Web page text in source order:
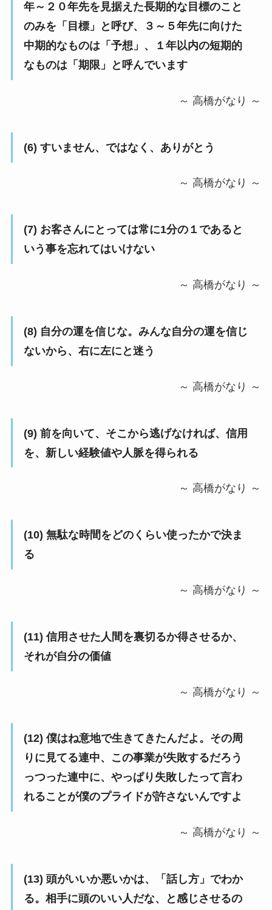
年～２０年先を見据えた長期的な目標のこと
のみを「目標」と呼び、３～５年先に向けた
中期的なものは「予想」、１年以内の短期的
なものは「期限」と呼んでいます
～ 高橋がなり ～
(6) すいません、ではなく、ありがとう
～ 高橋がなり ～
(7) お客さんにとっては常に1分の１であると
いう事を忘れてはいけない
～ 高橋がなり ～
(8) 自分の運を信じな。みんな自分の運を信じ
ないから、右に左にと迷う
～ 高橋がなり ～
(9) 前を向いて、そこから逃げなければ、信用
を、新しい経験値や人脈を得られる
～ 高橋がなり ～
(10) 無駄な時間をどのくらい使ったかで決ま
る
～ 高橋がなり ～
(11) 信用させた人間を裏切るか得させるか、
それが自分の価値
～ 高橋がなり ～
(12) 僕はね意地で生きてきたんだよ。その周
りに見てる連中、この事業が失敗するだろう
っつった連中に、やっぱり失敗したって言わ
れることが僕のプライドが許さないんですよ
～ 高橋がなり ～
(13) 頭がいいか悪いかは、「話し方」でわか
る。相手に頭のいい人だな、と感じさせるの